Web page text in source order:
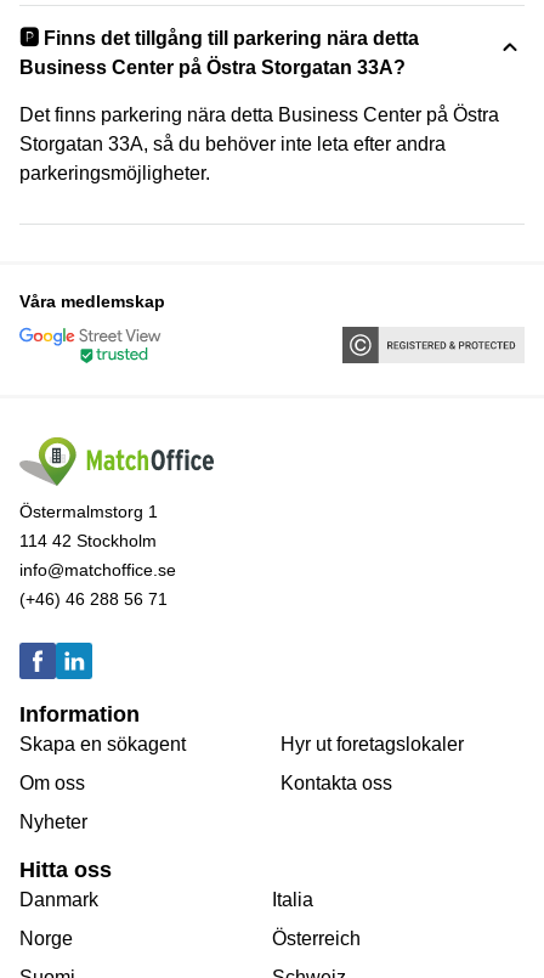
🅿️ Finns det tillgång till parkering nära detta
Business Center på Östra Storgatan 33A?
Det finns parkering nära detta Business Center på Östra
Storgatan 33A, så du behöver inte leta efter andra
parkeringsmöjligheter.
Våra medlemskap
Östermalmstorg 1
114 42 Stockholm
info@matchoffice.se
(+46) 46 288 56 71
Information
Skapa en sökagent
Om oss
Nyheter
Hyr ut foretagslokaler
Kontakta oss
Hitta oss
Danmark
Norge
Italia
Österreich